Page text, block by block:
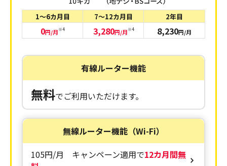
1～6カ月目 7～12カ月目 2年目
0円/月※4 3,280円/月※4 8,230円/月
有線ルーター機能
無料でご利用いただけます。
無線ルーター機能（Wi-Fi）
105円/月 キャンペーン適用で12カ月間無